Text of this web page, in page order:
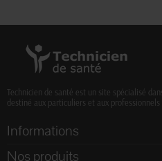
Technicien de santé est un site spécialisé
destiné aux particuliers et aux professionnels
Informations
Nos produits